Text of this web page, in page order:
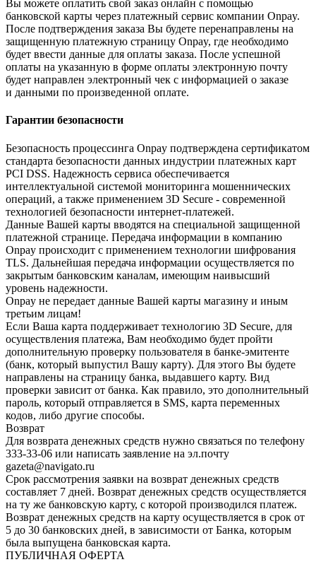
Вы можете оплатить свой заказ онлайн с помощью
банковской карты через платежный сервис компании Onpay.
После подтверждения заказа Вы будете перенаправлены на
защищенную платежную страницу Onpay, где необходимо
будет ввести данные для оплаты заказа. После успешной
оплаты на указанную в форме оплаты электронную почту
будет направлен электронный чек с информацией о заказе
и данными по произведенной оплате.
Гарантии безопасности
Безопасность процессинга Onpay подтверждена сертификатом
стандарта безопасности данных индустрии платежных карт
PCI DSS. Надежность сервиса обеспечивается
интеллектуальной системой мониторинга мошеннических
операций, а также применением 3D Secure - современной
технологией безопасности интернет-платежей.
Данные Вашей карты вводятся на специальной защищенной
платежной странице. Передача информации в компанию
Onpay происходит с применением технологии шифрования
TLS. Дальнейшая передача информации осуществляется по
закрытым банковским каналам, имеющим наивысший
уровень надежности.
Onpay не передает данные Вашей карты магазину и иным
третьим лицам!
Если Ваша карта поддерживает технологию 3D Secure, для
осуществления платежа, Вам необходимо будет пройти
дополнительную проверку пользователя в банке-эмитенте
(банк, который выпустил Вашу карту). Для этого Вы будете
направлены на страницу банка, выдавшего карту. Вид
проверки зависит от банка. Как правило, это дополнительный
пароль, который отправляется в SMS, карта переменных
кодов, либо другие способы.
Возврат
Для возврата денежных средств нужно связаться по телефону
333-33-06 или написать заявление на эл.почту
gazeta@navigato.ru
Срок рассмотрения заявки на возврат денежных средств
составляет 7 дней. Возврат денежных средств осуществляется
на ту же банковскую карту, с которой производился платеж.
Возврат денежных средств на карту осуществляется в срок от
5 до 30 банковских дней, в зависимости от Банка, которым
была выпущена банковская карта.
ПУБЛИЧНАЯ ОФЕРТА